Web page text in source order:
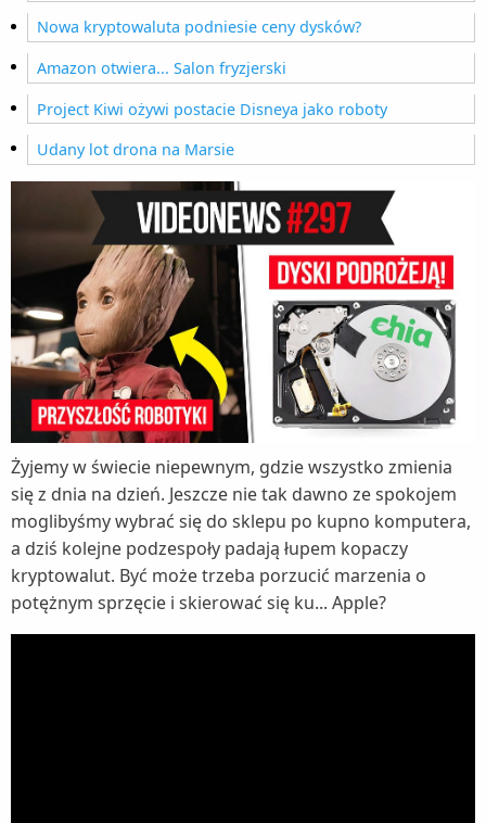
Nowa kryptowaluta podniesie ceny dysków?
Amazon otwiera... Salon fryzjerski
Project Kiwi ożywi postacie Disneya jako roboty
Udany lot drona na Marsie
Żyjemy w świecie niepewnym, gdzie wszystko zmienia
się z dnia na dzień. Jeszcze nie tak dawno ze spokojem
moglibyśmy wybrać się do sklepu po kupno komputera,
a dziś kolejne podzespoły padają łupem kopaczy
kryptowalut. Być może trzeba porzucić marzenia o
potężnym sprzęcie i skierować się ku... Apple?